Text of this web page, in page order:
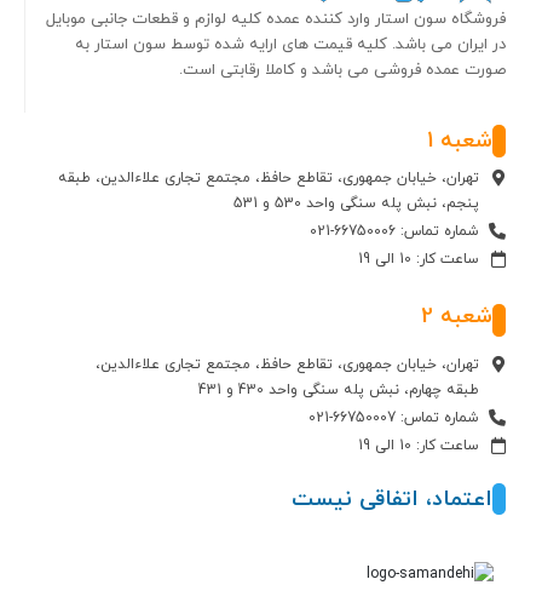
فروشگاه سون استار وارد کننده عمده کلیه لوازم و قطعات جانبی موبایل
در ایران می باشد. کلیه قیمت های ارایه شده توسط سون استار به
صورت عمده فروشی می باشد و کاملا رقابتی است.
شعبه 1
تهران، خیابان جمهوری، تقاطع حافظ، مجتمع تجاری علاءالدین، طبقه
پنجم، نبش پله سنگی واحد 530 و 531
شماره تماس: 66750006-021
ساعت کار: 10 الی 19
شعبه 2
تهران، خیابان جمهوری، تقاطع حافظ، مجتمع تجاری علاءالدین،
طبقه چهارم، نبش پله سنگی واحد 430 و 431
شماره تماس: 66750007-021
ساعت کار: 10 الی 19
اعتماد، اتفاقی نیست